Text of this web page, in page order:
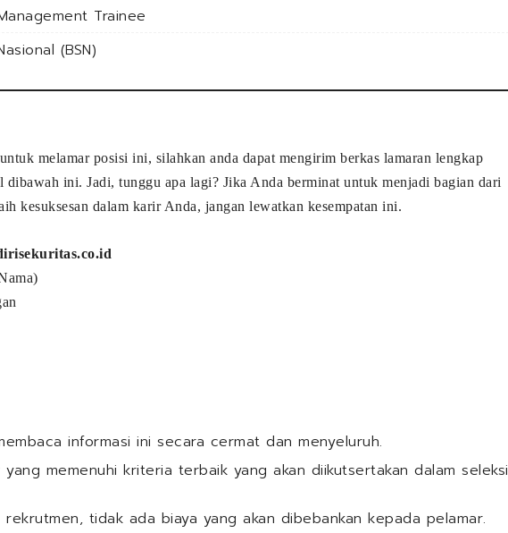
Trainee
(BSN)
melamar posisi ini, silahkan anda dapat mengirim berkas lamaran lengkap
dibawah ini. Jadi, tunggu apa lagi? Jika Anda berminat untuk menjadi bagian dari
kesuksesan dalam karir Anda, jangan lewatkan kesempatan ini.
informasi ini secara cermat dan menyeluruh.
yang memenuhi kriteria terbaik yang akan diikutsertakan dalam seleksi
rekrutmen, tidak ada biaya yang akan dibebankan kepada pelamar.